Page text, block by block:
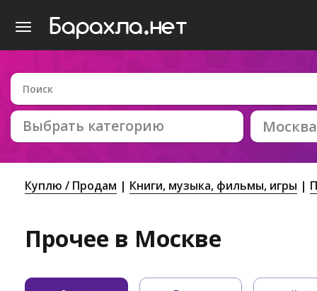
Выбрать категорию Москва
Куплю / Продам Книги, музыка, фильмы, игры
Прочее в Москве